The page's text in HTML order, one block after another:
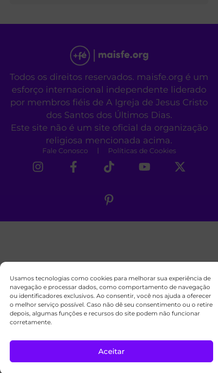
Usamos tecnologias como cookies para melhorar sua experiência de
navegação e processar dados, como comportamento de navegação
ou identificadores exclusivos. Ao consentir, você nos ajuda a oferecer
o melhor serviço possível. Caso não dê seu consentimento ou o retire
depois, algumas funções e recursos do site podem não funcionar
corretamente.
Aceitar
Todos os direitos reservados. maisfe.org é um
esforço internacional independente liderado
por membros fiéis de A Igreja de Jesus Cristo
dos Santos dos Últimos Dias.
Este site não é um site oficial da organização
religiosa mencionada acima.
Fale Conosco Políticas de Cookies